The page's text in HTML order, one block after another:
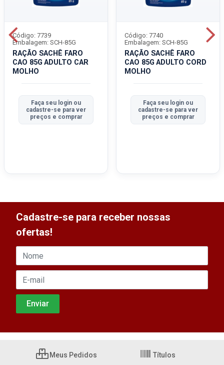
RAÇÃO SACHÊ FARO
CAO 85G ADULTO CAR
MOLHO
Código: 7739
Embalagem: SCH-85G
Faça seu login ou
cadastre-se para ver
preços e comprar
RAÇÃO SACHÊ FARO
CAO 85G ADULTO CORD
MOLHO
Código: 7740
Embalagem: SCH-85G
Faça seu login ou
cadastre-se para ver
preços e comprar
Cadastre-se para receber nossas
ofertas!
Meus Pedidos Títulos